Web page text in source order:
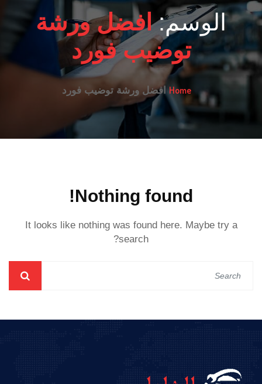
الوسم:افضل ورشة
توضيب فورد
Homeافضل ورشة توضيب فورد
Nothing found!
It looks like nothing was found here. Maybe try a
search?